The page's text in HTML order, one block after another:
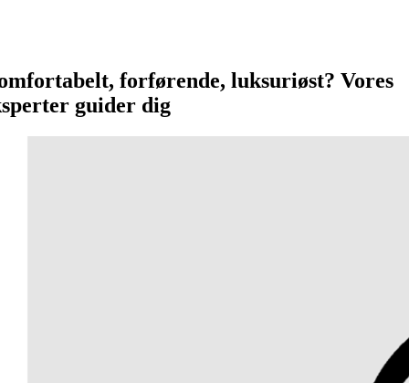
forførende, luksuriøst? Vores
guider dig